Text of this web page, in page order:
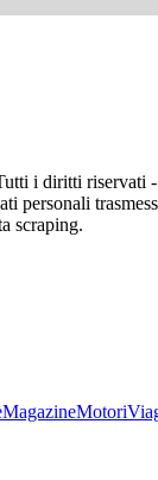
i diritti riservati
personali
scraping.
MagazineMotori